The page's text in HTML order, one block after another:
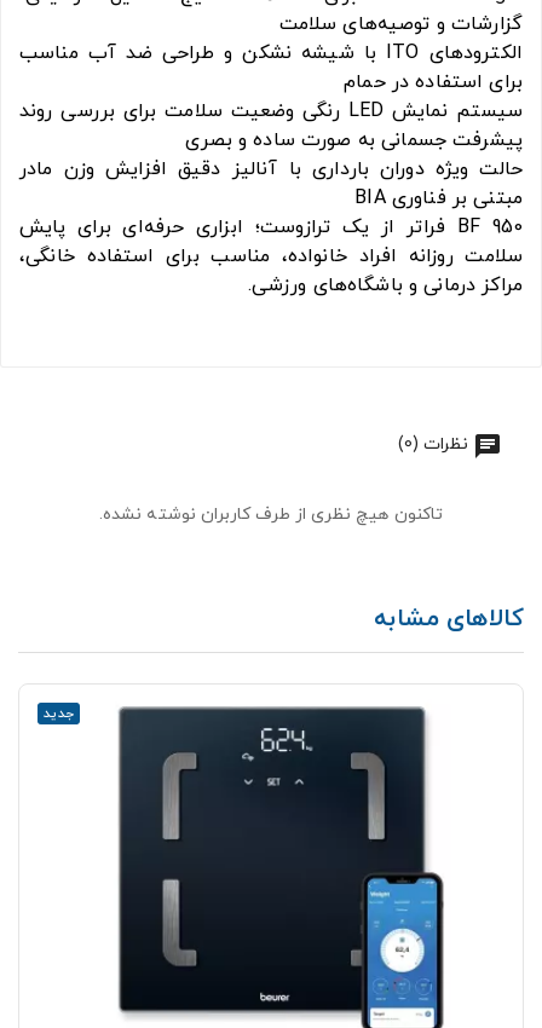
گزارشات و توصیه‌های سلامت
الکترودهای ITO با شیشه نشکن و طراحی ضد آب مناسب
برای استفاده در حمام
سیستم نمایش LED رنگی وضعیت سلامت برای بررسی روند
پیشرفت جسمانی به صورت ساده و بصری
حالت ویژه دوران بارداری با آنالیز دقیق افزایش وزن مادر
مبتنی بر فناوری BIA
BF 950 فراتر از یک ترازوست؛ ابزاری حرفه‌ای برای پایش
سلامت روزانه افراد خانواده، مناسب برای استفاده خانگی،
مراکز درمانی و باشگاه‌های ورزشی.
نظرات (0)
تاکنون هیچ نظری از طرف کاربران نوشته نشده.
کالاهای مشابه
جدید